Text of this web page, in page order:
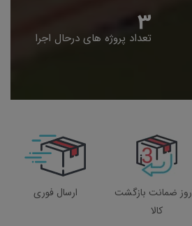
4
تعداد پروژه های درحال اجرا
3روز ضمانت بازگشت
کالا
ارسال فوری